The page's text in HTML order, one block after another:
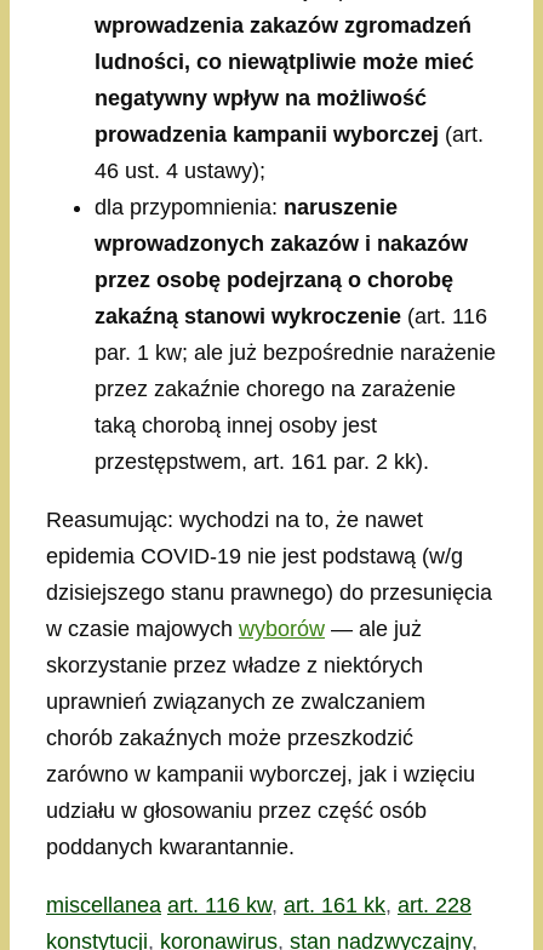
wprowadzenia zakazów zgromadzeń
ludności, co niewątpliwie może mieć
negatywny wpływ na możliwość
prowadzenia kampanii wyborczej (art.
46 ust. 4 ustawy);
dla przypomnienia: naruszenie
wprowadzonych zakazów i nakazów
przez osobę podejrzaną o chorobę
zakaźną stanowi wykroczenie (art. 116
par. 1 kw; ale już bezpośrednie narażenie
przez zakaźnie chorego na zarażenie
taką chorobą innej osoby jest
przestępstwem, art. 161 par. 2 kk).
Reasumując: wychodzi na to, że nawet
epidemia COVID-19 nie jest podstawą (w/g
dzisiejszego stanu prawnego) do przesunięcia
w czasie majowych wyborów — ale już
skorzystanie przez władze z niektórych
uprawnień związanych ze zwalczaniem
chorób zakaźnych może przeszkodzić
zarówno w kampanii wyborczej, jak i wzięciu
udziału w głosowaniu przez część osób
poddanych kwarantannie.
Kategorie
miscellanea Tagi
art. 116 kw, art. 161 kk, art. 228
konstytucji, koronawirus, stan nadzwyczajny,